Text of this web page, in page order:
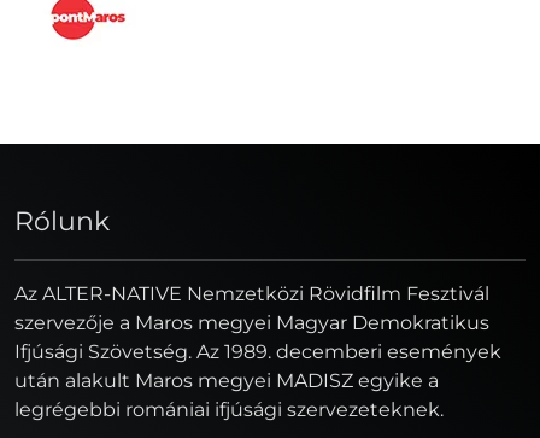
Rólunk
Az ALTER-NATIVE Nemzetközi Rövidfilm Fesztivál
szervezője a Maros megyei Magyar Demokratikus
Ifjúsági Szövetség. Az 1989. decemberi események
után alakult Maros megyei MADISZ egyike a
legrégebbi romániai ifjúsági szervezeteknek.